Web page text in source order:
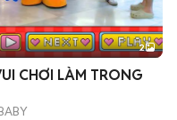
2
CHƠI LÀM TRONG